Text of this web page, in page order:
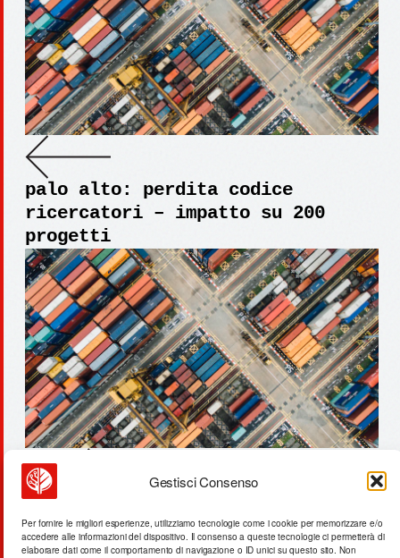
Gestisci Consenso
Per fornire le migliori esperienze, utilizziamo tecnologie come i cookie per memorizzare e/o
accedere alle informazioni del dispositivo. Il consenso a queste tecnologie ci permetterà di
elaborare dati come il comportamento di navigazione o ID unici su questo sito. Non
palo alto: perdita codice
ricercatori – impatto su 200
progetti
pyrocal: trasforma 100 tonnellate
di rifiuti in biochar |
innovazione